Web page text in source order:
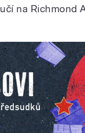
na Richmond